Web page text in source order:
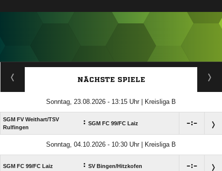
ANZEIGE
NÄCHSTE SPIELE
Sonntag, 23.08.2026 - 13:15 Uhr | Kreisliga B
SGM FV Weithart/​TSV
Rulfingen
: SGM FC 99/​FC Laiz :
Sonntag, 04.10.2026 - 10:30 Uhr | Kreisliga B
SGM FC 99/​FC Laiz : SV Bingen/​Hitzkofen :